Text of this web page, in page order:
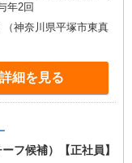
年2回
神奈川県平塚市東真
詳細を見る
フ候補）【正社員】